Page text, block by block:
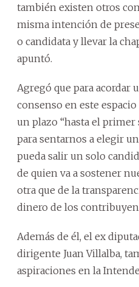
también existen otros
misma intención de
o candidata y llevar la
apuntó.
Agregó que para acordar
consenso en este
un plazo “hasta el primer
para sentarnos a elegir
pueda salir un solo
de quien va a sostener
otra que de la
dinero de los
Además de él, el ex
dirigente Juan Villalba,
aspiraciones en la